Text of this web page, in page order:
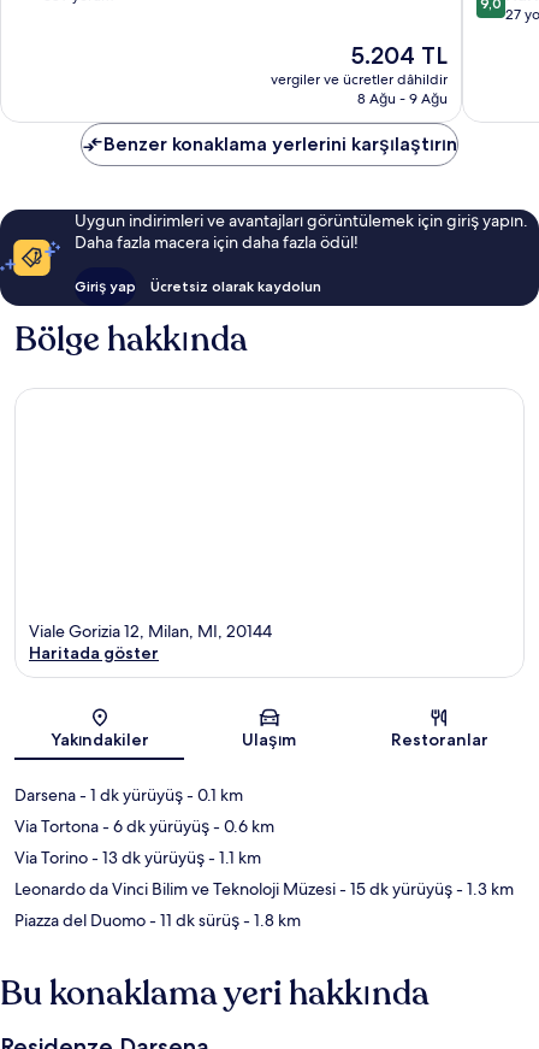
Güncel
fiyat:
5.204 TL
5.204 TL
vergiler ve ücretler dâhildir
8 Ağu - 9 Ağu
27
Benzer konaklama yerlerini karşılaştırın
Uygun indirimleri ve avantajları görüntülemek için giriş yapın.
Daha fazla macera için daha fazla ödül!
Giriş yap Ücretsiz olarak kaydolun
Bölge hakkında
Harita
Viale Gorizia 12, Milan, MI, 20144
Haritada göster
Yakındakiler Ulaşım Restoranlar
Darsena- 1 dk yürüyüş- 0.1 km
Via Tortona- 6 dk yürüyüş- 0.6 km
Via Torino- 13 dk yürüyüş- 1.1 km
Leonardo da Vinci Bilim ve Teknoloji Müzesi- 15 dk yürüyüş- 1.3 km
Piazza del Duomo- 11 dk sürüş- 1.8 km
Bu konaklama yeri hakkında